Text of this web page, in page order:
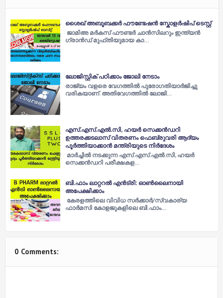
ശൈഖ് അബൂബക്കര്‍ ഫൗണ്ടേഷൻ സ്കോളർഷിപ് ടെസ്റ്റ്
ജാമിഅ മര്‍കസ് ഫൗണ്ടര്‍ ചാൻസിലറും ഇന്ത്യൻ
ഗ്രാൻഡ് മുഫ്‌തിയുമായ കാ…
ലോജിസ്റ്റിക് പഠിക്കാം ജോലി നേടാം
രാജ്യം വളരെ വേഗത്തില്‍ പുരോഗതിയാര്‍ജിച്ചു
വരികയാണ്. അതിവേഗത്തില്‍ ലോജി…
എസ്.എസ്.എല്‍.സി, ഹയര്‍ സെക്കൻഡറി
ഉത്തരക്കടലാസ് വിതരണം ഫെബ്രുവരി ആദ്യം
പൂര്‍ത്തിയാക്കാൻ മന്ത്രിയുടെ നിര്‍ദേശം
മാര്‍ച്ചില്‍ നടക്കുന്ന എസ്.എസ്.എല്‍.സി, ഹയര്‍
സെക്കൻഡറി പരീക്ഷകള…
ബി.ഫാം ലാറ്ററല്‍ എൻട്രി: ഓണ്‍ലൈനായി
അപേക്ഷിക്കാം
കേരളത്തിലെ വിവിധ സര്‍ക്കാര്‍/സ്വകാര്യ
ഫാര്‍മസി കോളജുകളിലെ ബി.ഫാം…
0 Comments: